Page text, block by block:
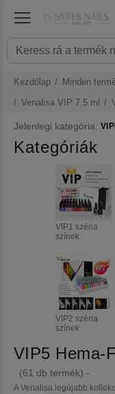
Kezdőlap Minden
Venalisa VIP 7,5 ml
Jelenlegi kategória:
Kategóriák
VIP1 széria
színek
VIP2 széria
színek
VIP5 Hema-
(61 db termék) -
A Venalisa legújabb